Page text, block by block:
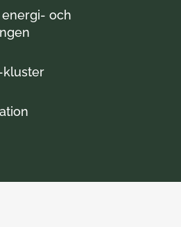
energi- och
kluster